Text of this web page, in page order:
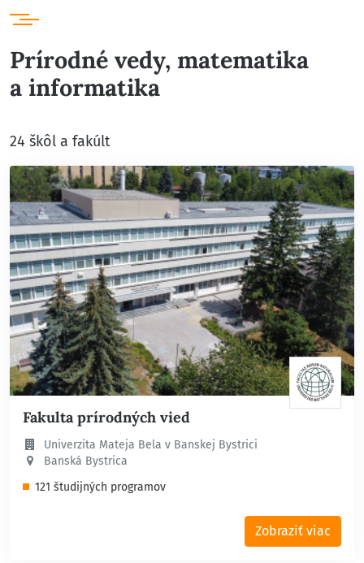
Prírodné vedy, matematika
a informatika
24 škôl a fakúlt
Fakulta prírodných vied
Univerzita Mateja Bela v Banskej Bystrici
Banská Bystrica
121 študijných programov
Zobraziť viac